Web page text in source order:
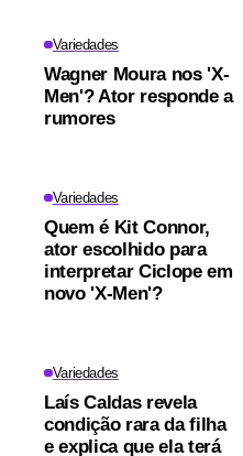
Variedades
Wagner Moura nos 'X-
Men'? Ator responde a
rumores
Variedades
Quem é Kit Connor,
ator escolhido para
interpretar Ciclope em
novo 'X-Men'?
Variedades
Laís Caldas revela
condição rara da filha
e explica que ela terá